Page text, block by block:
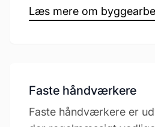
Læs mere om
Faste håndværkere
Faste håndværkere er